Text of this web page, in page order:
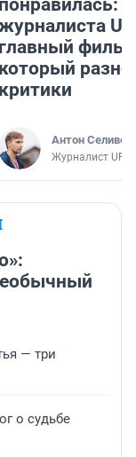
понравилась:
главный
который
критики
Антон
Журналист
— три
о судьбе